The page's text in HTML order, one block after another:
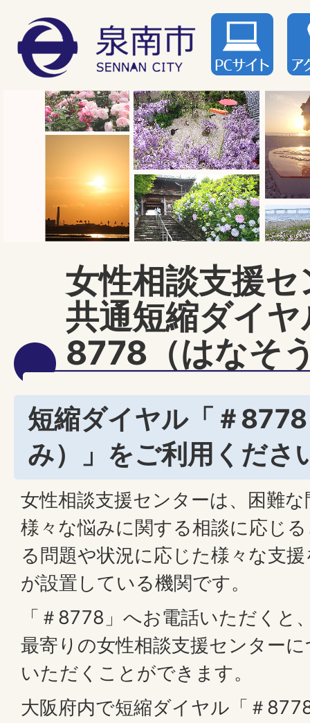
女性相談支援
共通短縮ダイヤ
8778（はなそ
短縮ダイヤル「＃
み）」をご利用くださ
女性相談支援センターは、困難
様々な悩みに関する相談に応じ
る問題や状況に応じた様々な支
が設置している機関です。
「＃8778」へお電話いただくと
最寄りの女性相談支援センター
いただくことができます。
大阪府内で短縮ダイヤル「＃